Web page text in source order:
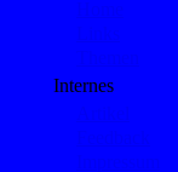
Internes